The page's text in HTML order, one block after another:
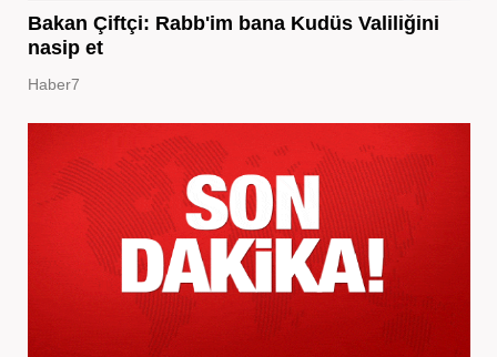
Bakan Çiftçi: Rabb'im bana Kudüs Valiliğini
nasip et
Haber7